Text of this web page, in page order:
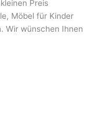
Preis
Möbel für Kinder
Wir wünschen Ihnen